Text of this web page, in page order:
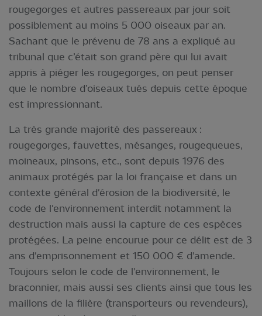
rougegorges et autres passereaux par jour soit
possiblement au moins 5 000 oiseaux par an.
Sachant que le prévenu de 78 ans a expliqué au
tribunal que c’était son grand père qui lui avait
appris à piéger les rougegorges, on peut penser
que le nombre d’oiseaux tués depuis cette époque
est impressionnant.
La très grande majorité des passereaux :
rougegorges, fauvettes, mésanges, rougequeues,
moineaux, pinsons, etc., sont depuis 1976 des
animaux protégés par la loi française et dans un
contexte général d'érosion de la biodiversité, le
code de l'environnement interdit notamment la
destruction mais aussi la capture de ces espèces
protégées. La peine encourue pour ce délit est de 3
ans d'emprisonnement et 150 000 € d'amende.
Toujours selon le code de l'environnement, le
braconnier, mais aussi ses clients ainsi que tous les
maillons de la filière (transporteurs ou revendeurs),